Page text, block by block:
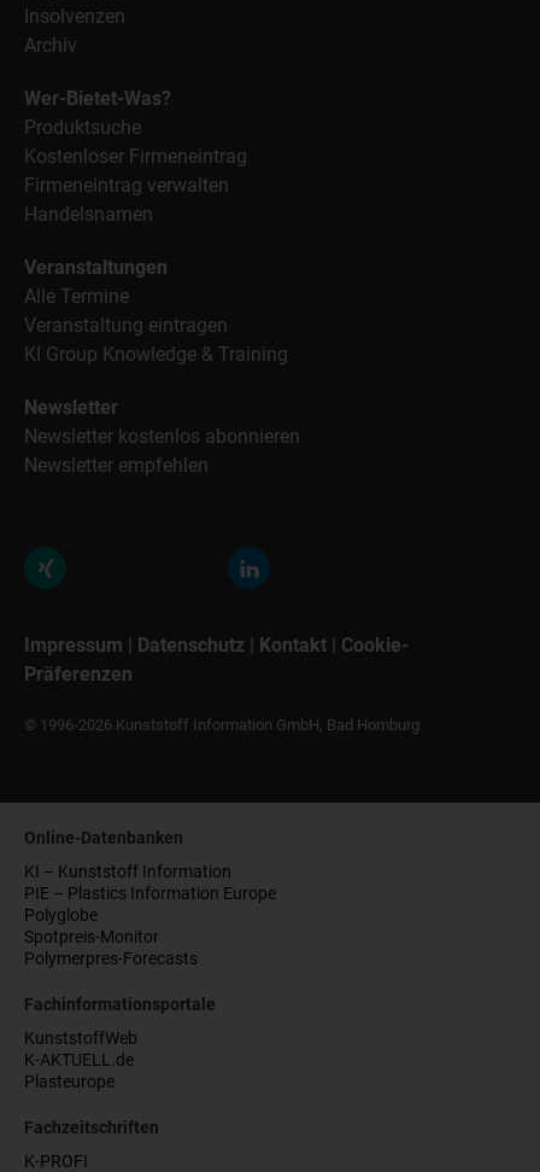
Insolvenzen
Archiv
Wer-Bietet-Was?
Produktsuche
Kostenloser Firmeneintrag
Firmeneintrag verwalten
Handelsnamen
Veranstaltungen
Alle Termine
Veranstaltung eintragen
KI Group Knowledge & Training
Newsletter
Newsletter kostenlos abonnieren
Newsletter empfehlen
Impressum | Datenschutz | Kontakt | Cookie-
Präferenzen
© 1996-2026 Kunststoff Information GmbH, Bad Homburg
Online-Datenbanken
KI – Kunststoff Information
PIE – Plastics Information Europe
Polyglobe
Spotpreis-Monitor
Polymerpres-Forecasts
Fachinformationsportale
KunststoffWeb
K-AKTUELL.de
Plasteurope
Fachzeitschriften
K-PROFI